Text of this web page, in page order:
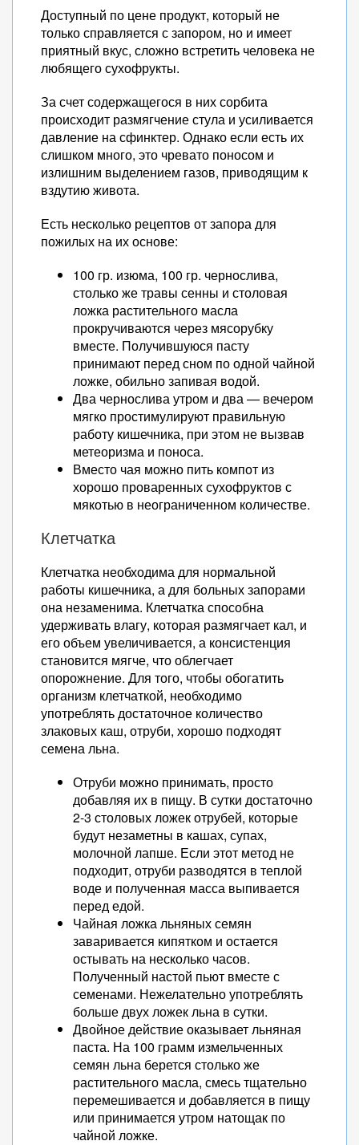
Доступный по цене продукт, который не
только справляется с запором, но и имеет
приятный вкус, сложно встретить человека не
любящего сухофрукты.
За счет содержащегося в них сорбита
происходит размягчение стула и усиливается
давление на сфинктер. Однако если есть их
слишком много, это чревато поносом и
излишним выделением газов, приводящим к
вздутию живота.
Есть несколько рецептов от запора для
пожилых на их основе:
100 гр. изюма, 100 гр. чернослива,
столько же травы сенны и столовая
ложка растительного масла
прокручиваются через мясорубку
вместе. Получившуюся пасту
принимают перед сном по одной чайной
ложке, обильно запивая водой.
Два чернослива утром и два — вечером
мягко простимулируют правильную
работу кишечника, при этом не вызвав
метеоризма и поноса.
Вместо чая можно пить компот из
хорошо проваренных сухофруктов с
мякотью в неограниченном количестве.
Клетчатка
Клетчатка необходима для нормальной
работы кишечника, а для больных запорами
она незаменима. Клетчатка способна
удерживать влагу, которая размягчает кал, и
его объем увеличивается, а консистенция
становится мягче, что облегчает
опорожнение. Для того, чтобы обогатить
организм клетчаткой, необходимо
употреблять достаточное количество
злаковых каш, отруби, хорошо подходят
семена льна.
Отруби можно принимать, просто
добавляя их в пищу. В сутки достаточно
2-3 столовых ложек отрубей, которые
будут незаметны в кашах, супах,
молочной лапше. Если этот метод не
подходит, отруби разводятся в теплой
воде и полученная масса выпивается
перед едой.
Чайная ложка льняных семян
заваривается кипятком и остается
остывать на несколько часов.
Полученный настой пьют вместе с
семенами. Нежелательно употреблять
больше двух ложек льна в сутки.
Двойное действие оказывает льняная
паста. На 100 грамм измельченных
семян льна берется столько же
растительного масла, смесь тщательно
перемешивается и добавляется в пищу
или принимается утром натощак по
чайной ложке.